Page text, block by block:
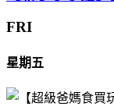
FRI
星期五